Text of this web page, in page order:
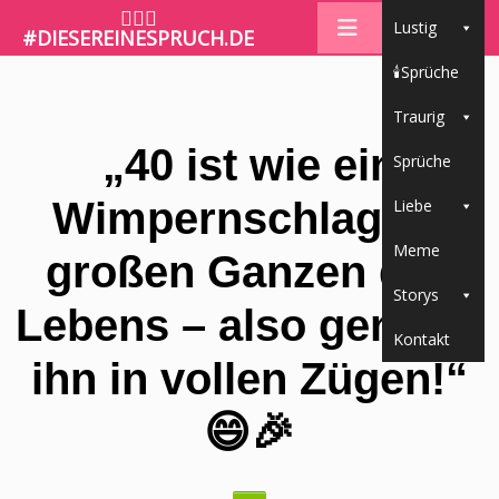
🤷🏼‍♀️
#DIESEREINESPRUCH.DE Lustig
🕯Sprüche
Traurig
Sprüche
Liebe
Meme
Storys
Kontakt
„40 ist wie ein
Wimpernschlag im
großen Ganzen des
Lebens – also genieße
ihn in vollen Zügen!“
😄🎉